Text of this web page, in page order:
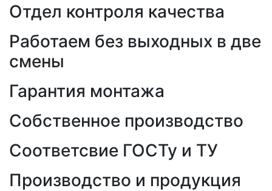
Отдел контроля качества
Работаем без выходных в две
смены
Гарантия монтажа
Собственное производство
Соответсвие ГОСТу и ТУ
Производство и продукция